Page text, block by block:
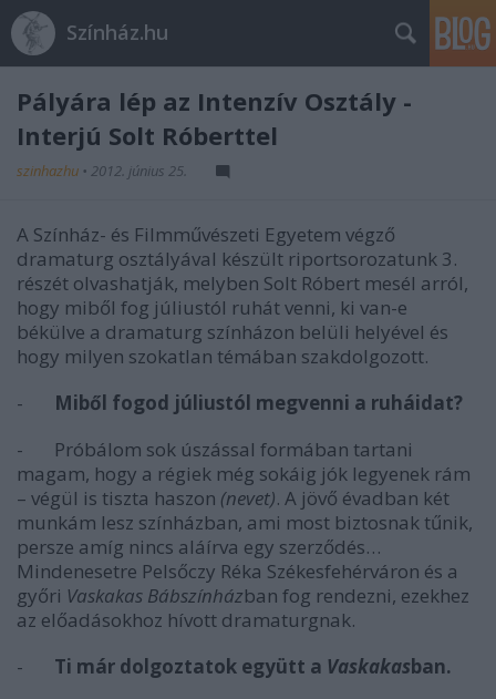
Színház.hu
Pályára lép az Intenzív Osztály -
Interjú Solt Róberttel
szinhazhu • 2012. június 25.
A Színház- és Filmművészeti Egyetem végző
dramaturg osztályával készült riportsorozatunk 3.
részét olvashatják, melyben Solt Róbert mesél arról,
hogy miből fog júliustól ruhát venni, ki van-e
békülve a dramaturg színházon belüli helyével és
hogy milyen szokatlan témában szakdolgozott.
- Miből fogod júliustól megvenni a ruháidat?
- Próbálom sok úszással formában tartani
magam, hogy a régiek még sokáig jók legyenek rám
– végül is tiszta haszon (nevet). A jövő évadban két
munkám lesz színházban, ami most biztosnak tűnik,
persze amíg nincs aláírva egy szerződés…
Mindenesetre Pelsőczy Réka Székesfehérváron és a
győri Vaskakas Bábszínházban fog rendezni, ezekhez
az előadásokhoz hívott dramaturgnak.
- Ti már dolgoztatok együtt a Vaskakasban.